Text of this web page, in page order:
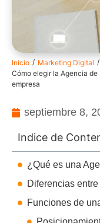
Inicio / Marketing Digital /
Cómo elegir la Agencia
empresa
septiembre 8,
Indice de
¿Qué es una
Funciones de